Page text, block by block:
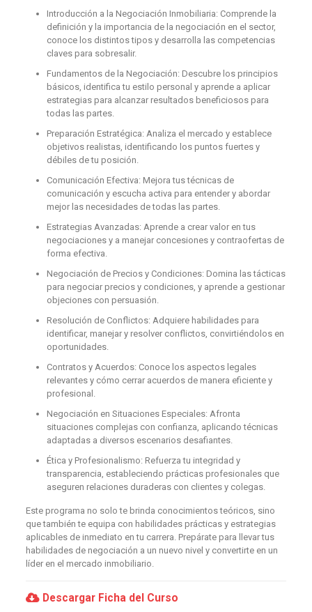
Introducción a la Negociación Inmobiliaria: Comprende la
definición y la importancia de la negociación en el sector,
conoce los distintos tipos y desarrolla las competencias
claves para sobresalir.
Fundamentos de la Negociación: Descubre los principios
básicos, identifica tu estilo personal y aprende a aplicar
estrategias para alcanzar resultados beneficiosos para
todas las partes.
Preparación Estratégica: Analiza el mercado y establece
objetivos realistas, identificando los puntos fuertes y
débiles de tu posición.
Comunicación Efectiva: Mejora tus técnicas de
comunicación y escucha activa para entender y abordar
mejor las necesidades de todas las partes.
Estrategias Avanzadas: Aprende a crear valor en tus
negociaciones y a manejar concesiones y contraofertas de
forma efectiva.
Negociación de Precios y Condiciones: Domina las tácticas
para negociar precios y condiciones, y aprende a gestionar
objeciones con persuasión.
Resolución de Conflictos: Adquiere habilidades para
identificar, manejar y resolver conflictos, convirtiéndolos en
oportunidades.
Contratos y Acuerdos: Conoce los aspectos legales
relevantes y cómo cerrar acuerdos de manera eficiente y
profesional.
Negociación en Situaciones Especiales: Afronta
situaciones complejas con confianza, aplicando técnicas
adaptadas a diversos escenarios desafiantes.
Ética y Profesionalismo: Refuerza tu integridad y
transparencia, estableciendo prácticas profesionales que
aseguren relaciones duraderas con clientes y colegas.
Este programa no solo te brinda conocimientos teóricos, sino
que también te equipa con habilidades prácticas y estrategias
aplicables de inmediato en tu carrera. Prepárate para llevar tus
habilidades de negociación a un nuevo nivel y convertirte en un
líder en el mercado inmobiliario.
Descargar Ficha del Curso